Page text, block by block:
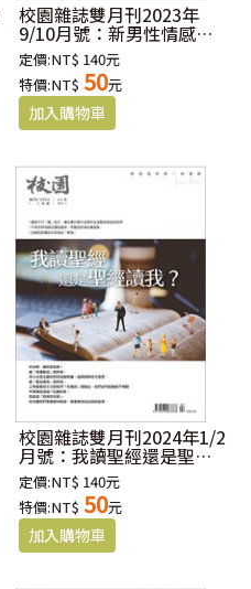
校園雜誌雙月刊2023年
9/10月號：新男性情感革
命
定價:NT$ 140元
特價:NT$ 50元
校園雜誌雙月刊2024年1/2
月號：我讀聖經還是聖經
讀我？
定價:NT$ 140元
特價:NT$ 50元